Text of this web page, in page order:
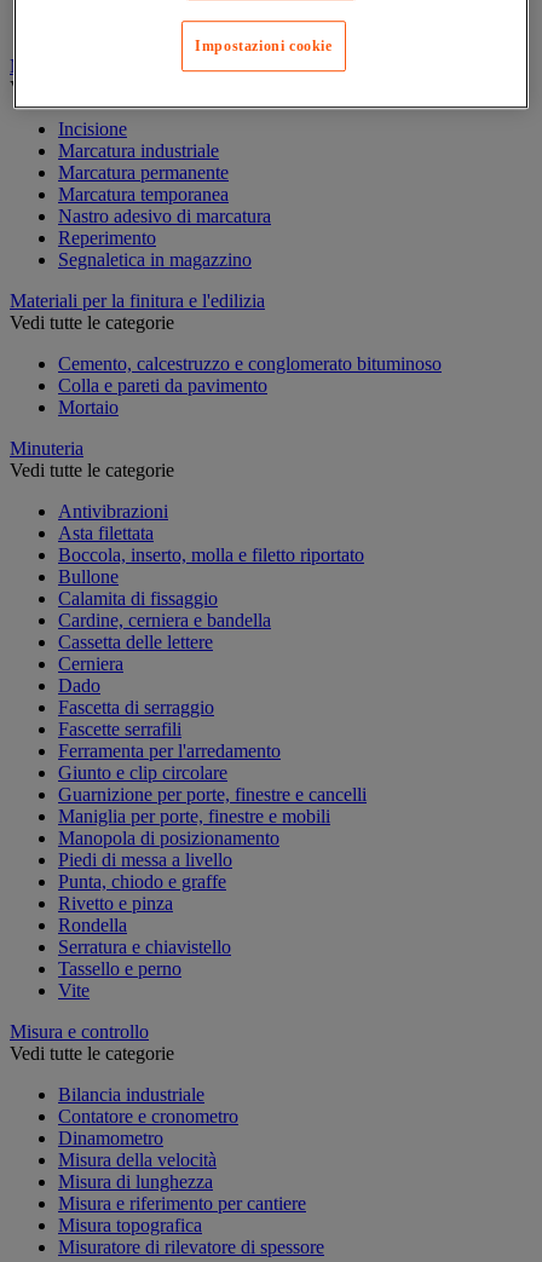
Lubrificante e sbloccante
Marcatura
Vedi tutte le categorie
Incisione
Marcatura industriale
Marcatura permanente
Marcatura temporanea
Nastro adesivo di marcatura
Reperimento
Segnaletica in magazzino
Materiali per la finitura e l'edilizia
Vedi tutte le categorie
Cemento, calcestruzzo e conglomerato bituminoso
Colla e pareti da pavimento
Mortaio
Minuteria
Vedi tutte le categorie
Antivibrazioni
Asta filettata
Boccola, inserto, molla e filetto riportato
Bullone
Calamita di fissaggio
Cardine, cerniera e bandella
Cassetta delle lettere
Cerniera
Dado
Fascetta di serraggio
Fascette serrafili
Ferramenta per l'arredamento
Giunto e clip circolare
Guarnizione per porte, finestre e cancelli
Maniglia per porte, finestre e mobili
Manopola di posizionamento
Piedi di messa a livello
Punta, chiodo e graffe
Rivetto e pinza
Rondella
Serratura e chiavistello
Tassello e perno
Vite
Misura e controllo
Vedi tutte le categorie
Bilancia industriale
Contatore e cronometro
Dinamometro
Misura della velocità
Misura di lunghezza
Misura e riferimento per cantiere
Misura topografica
Misuratore di rilevatore di spessore
Impostazioni cookie